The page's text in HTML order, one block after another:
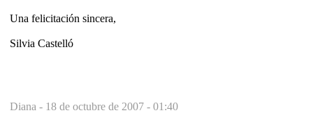
Una felicitación sincera,
Silvia Castelló
Diana - 18 de octubre de 2007 - 01:40